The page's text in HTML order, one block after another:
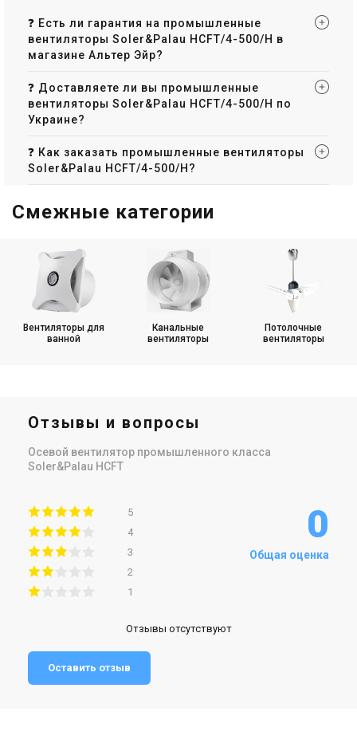
❓ Есть ли гарантия на промышленные
вентиляторы Soler&Palau HCFT/4-500/H в
магазине Альтер Эйр?
❓ Доставляете ли вы промышленные
вентиляторы Soler&Palau HCFT/4-500/H по
Украине?
❓ Как заказать промышленные вентиляторы
Soler&Palau HCFT/4-500/H?
Смежные категории
Вентиляторы для
ванной
Канальные
вентиляторы
Потолочные
вентиляторы
Отзывы и вопросы
Осевой вентилятор промышленного класса
Soler&Palau HCFT
5
4
3
2
1
0
Общая оценка
Отзывы отсутствуют
Оставить отзыв